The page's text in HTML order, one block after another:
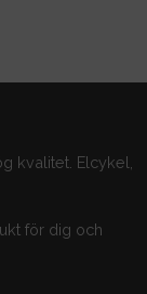
kvalitet. Elcykel,
för dig och